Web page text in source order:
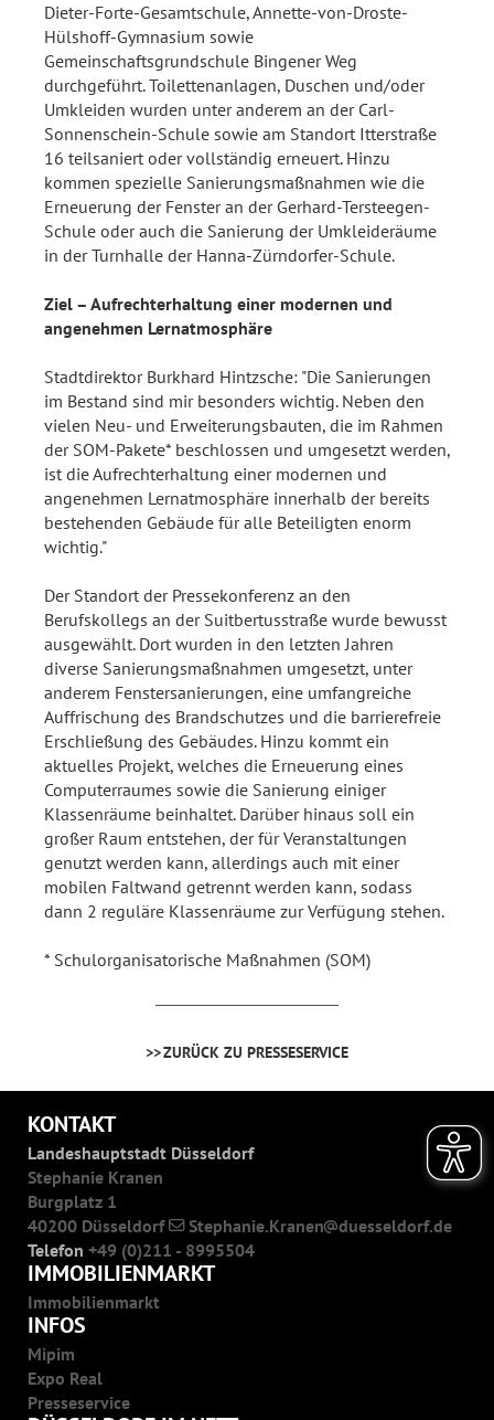
Dieter-Forte-Gesamtschule, Annette-von-Droste-
Hülshoff-Gymnasium sowie
Gemeinschaftsgrundschule Bingener Weg
durchgeführt. Toilettenanlagen, Duschen und/oder
Umkleiden wurden unter anderem an der Carl-
Sonnenschein-Schule sowie am Standort Itterstraße
16 teilsaniert oder vollständig erneuert. Hinzu
kommen spezielle Sanierungsmaßnahmen wie die
Erneuerung der Fenster an der Gerhard-Tersteegen-
Schule oder auch die Sanierung der Umkleideräume
in der Turnhalle der Hanna-Zürndorfer-Schule.
Ziel – Aufrechterhaltung einer modernen und
angenehmen Lernatmosphäre
Stadtdirektor Burkhard Hintzsche: "Die Sanierungen
im Bestand sind mir besonders wichtig. Neben den
vielen Neu- und Erweiterungsbauten, die im Rahmen
der SOM-Pakete* beschlossen und umgesetzt werden,
ist die Aufrechterhaltung einer modernen und
angenehmen Lernatmosphäre innerhalb der bereits
bestehenden Gebäude für alle Beteiligten enorm
wichtig."
Der Standort der Pressekonferenz an den
Berufskollegs an der Suitbertusstraße wurde bewusst
ausgewählt. Dort wurden in den letzten Jahren
diverse Sanierungsmaßnahmen umgesetzt, unter
anderem Fenstersanierungen, eine umfangreiche
Auffrischung des Brandschutzes und die barrierefreie
Erschließung des Gebäudes. Hinzu kommt ein
aktuelles Projekt, welches die Erneuerung eines
Computerraumes sowie die Sanierung einiger
Klassenräume beinhaltet. Darüber hinaus soll ein
großer Raum entstehen, der für Veranstaltungen
genutzt werden kann, allerdings auch mit einer
mobilen Faltwand getrennt werden kann, sodass
dann 2 reguläre Klassenräume zur Verfügung stehen.
* Schulorganisatorische Maßnahmen (SOM)
ZURÜCK ZU PRESSESERVICE
KONTAKT
Landeshauptstadt Düsseldorf
Stephanie Kranen
Burgplatz 1
40200 Düsseldorf
Stephanie.Kranen
duesseldorf.de
Telefon +49 (0)211 - 8995504
IMMOBILIENMARKT
Immobilienmarkt
INFOS
Mipim
Expo Real
Presseservice